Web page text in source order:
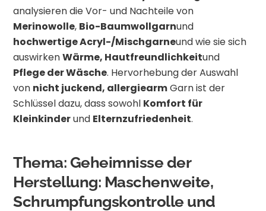
analysieren die Vor- und Nachteile von
Merinowolle, Bio-Baumwollgarnund
hochwertige Acryl-/Mischgarneund wie sie sich
auswirkenWärme, Hautfreundlichkeitund
Pflege der Wäsche. Hervorhebung der Auswahl
von nicht juckend, allergiearmGarn ist der
Schlüssel dazu, dass sowohl Komfort für
Kleinkinderund Elternzufriedenheit.
Thema: Geheimnisse der
Herstellung: Maschenweite,
Schrumpfungskontrolle und